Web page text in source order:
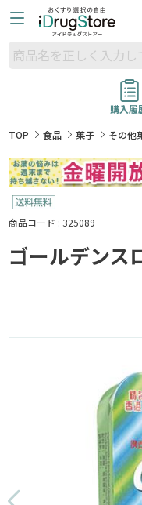
購入履
TOP
食品 菓子 その他
商品コード : 325089
ゴールデンス